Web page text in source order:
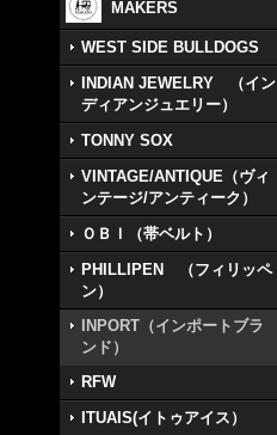
MAKERS
WEST SIDE BULLDOGS
INDIAN JEWELRY （イン
ディアンジュエリー）
TONNY SOX
VINTAGE/ANTIQUE（ヴィ
ンテージ/アンティーク）
ＯＢＩ（帯ベルト）
PHILLIPEN （フィリッペ
ン）
INPORT（インポートブラ
ンド）
RFW
ITUAIS(イトゥアイス）